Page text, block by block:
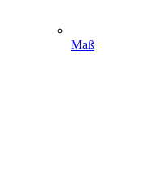
Maß